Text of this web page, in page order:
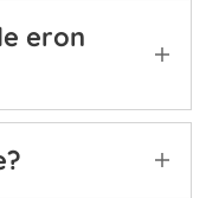
eron
taustalla on